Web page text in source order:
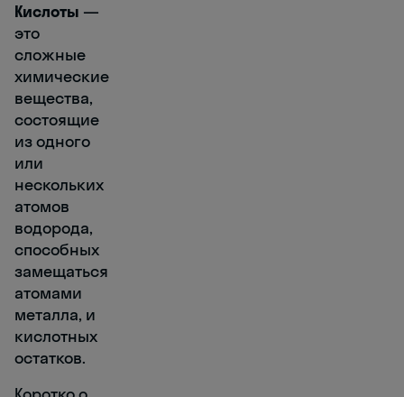
Кислоты —
это
сложные
химические
вещества,
состоящие
из одного
или
нескольких
атомов
водорода,
способных
замещаться
атомами
металла, и
кислотных
остатков.